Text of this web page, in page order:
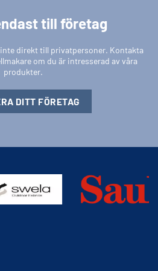
till företag
inte direkt till privatpersoner. Kontakta
om du är intresserad av våra
produkter.
DITT FÖRETAG